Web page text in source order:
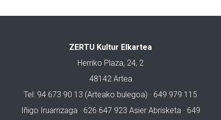
ZERTU Kultur Elkartea
Herriko Plaza, 24, 2
48142 Artea
Tel: 94 673 90 13 (Arteako bulegoa) · 649 979 115
Iñigo Iruarrizaga · 626 647 923 Asier Abrisketa · 649